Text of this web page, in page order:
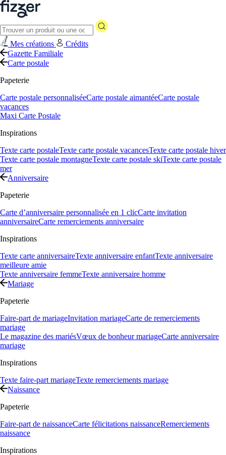
Mes créations
Crédits
Gazette Familiale
Carte postale
Papeterie
Carte postale personnaliséeCarte postale aimantéeCarte postale
vacances
Maxi Carte Postale
Inspirations
Texte carte postaleTexte carte postale vacancesTexte carte postale hiver
Texte carte postale montagneTexte carte postale skiTexte carte postale
mer
Anniversaire
Papeterie
Carte d’anniversaire personnalisée en 1 clicCarte invitation
anniversaireCarte remerciements anniversaire
Inspirations
Texte carte anniversaireTexte anniversaire enfantTexte anniversaire
meilleure amie
Texte anniversaire femmeTexte anniversaire homme
Mariage
Papeterie
Faire-part de mariageInvitation mariageCarte de remerciements
mariage
Le magazine des mariésVœux de bonheur mariageCarte anniversaire
mariage
Inspirations
Texte faire-part mariageTexte remerciements mariage
Naissance
Papeterie
Faire-part de naissanceCarte félicitations naissanceRemerciements
naissance
Inspirations